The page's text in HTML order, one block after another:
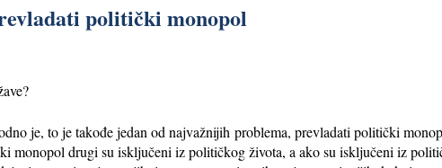
politički monopol
je, to je takođe jedan od najvažnijih problema, prevladati politički
monopol drugi su isključeni iz političkog života, a ako su isključeni iz